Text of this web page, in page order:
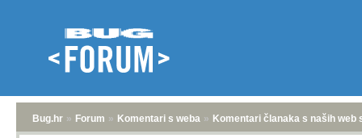
Bug.hr » Forum » Komentari s weba » Komentari članaka s naših web